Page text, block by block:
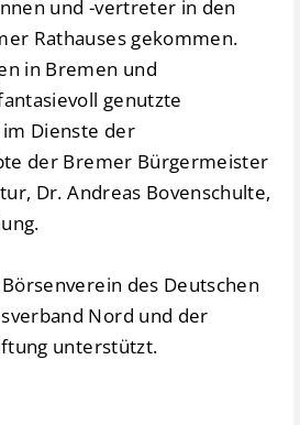
und -vertreter in den
Rathauses gekommen.
in Bremen und
genutzte
Dienste der
der Bremer Bürgermeister
Dr. Andreas Bovenschulte,
des Deutschen
Nord und der
unterstützt.